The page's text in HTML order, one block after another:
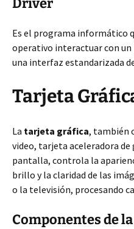
Driver
Es el programa informático
operativo interactuar con
una interfaz estandarizada
Tarjeta
La tarjeta gráfica, también
video, tarjeta aceleradora de
pantalla, controla la
brillo y la claridad de las
o la televisión, procesando
Componentes de